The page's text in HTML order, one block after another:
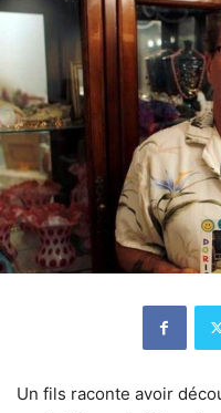
Un fils raconte avoir